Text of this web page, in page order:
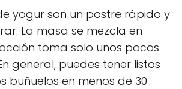
yogur son un postre rápido y
La masa se mezcla en
toma solo unos pocos
general, puedes tener listos
buñuelos en menos de 30